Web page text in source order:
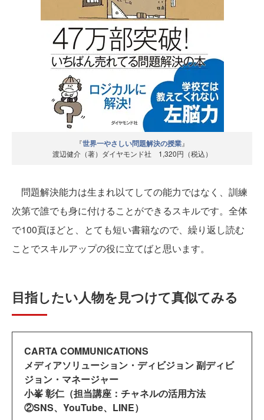
『世界一やさしい問題解決の授業』
渡辺健介（著）ダイヤモンド社 1,320円（税込）
問題解決能力は生まれ以てしての能力ではなく、訓練
次第で誰でも身に付けることができるスキルです。全体
で100頁ほどと、とても短い書籍なので、繰り返し読む
ことでスキルアップの役に立てばと思います。
目指したい人物を見つけて真似てみる
CARTA COMMUNICATIONS
メディアソリューション・ディビジョン 副ディビ
ジョン・マネージャー
小峯 彰仁（担当講座：チャネルの活用方法
②SNS、YouTube、LINE）